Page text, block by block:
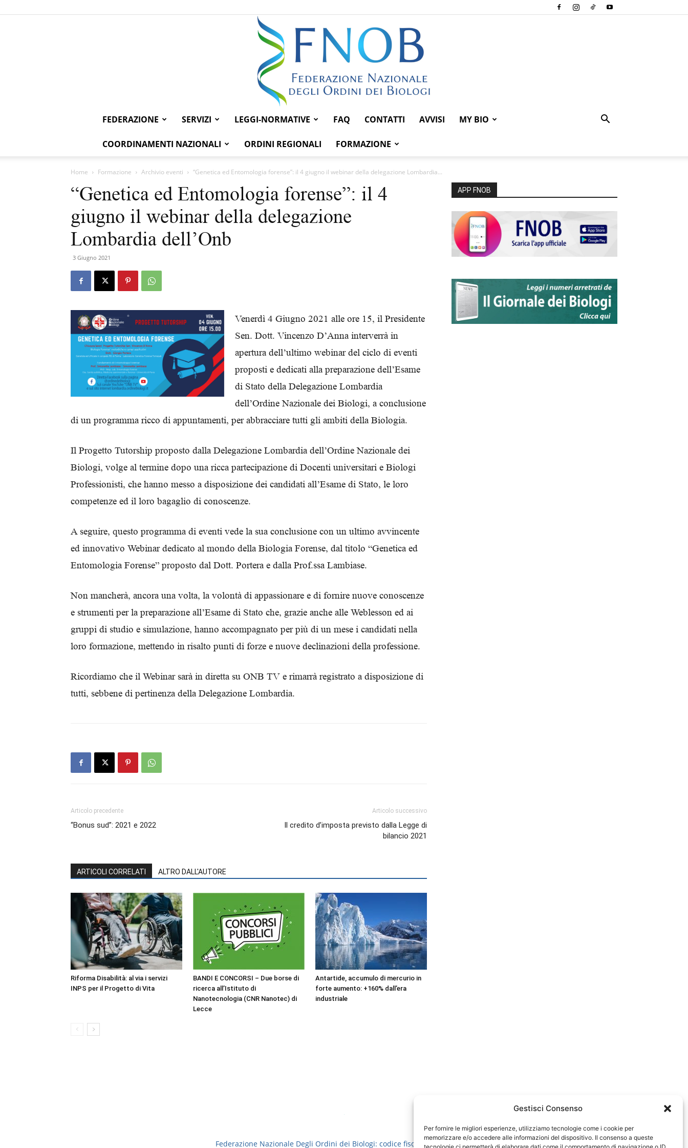
Gestisci Consenso
Per fornire le migliori esperienze, utilizziamo tecnologie come i cookie per
memorizzare e/o accedere alle informazioni del dispositivo. Il consenso a queste
Federazione
Ordini
dei
Biologi
FEDERAZIONE SERVIZI LEGGI-NORMATIVE FAQ CONTATTI AVVISI MY BIO
COORDINAMENTI NAZIONALI ORDINI REGIONALI FORMAZIONE
Home Formazione Archivio eventi “Genetica ed Entomologia forense”: il 4 giugno il webinar della delegazione Lombardia...
“Genetica ed Entomologia forense”: il 4
giugno il webinar della delegazione
Lombardia dell’Onb
3 Giugno 2021
Venerdì 4 Giugno 2021 alle ore 15, il Presidente
Sen. Dott. Vincenzo D’Anna interverrà in
apertura dell’ultimo webinar del ciclo di eventi
proposti e dedicati alla preparazione dell’Esame
di Stato della Delegazione Lombardia
dell’Ordine Nazionale dei Biologi, a conclusione
di un programma ricco di appuntamenti, per abbracciare tutti gli ambiti della Biologia.
Il Progetto Tutorship proposto dalla Delegazione Lombardia dell’Ordine Nazionale dei
Biologi, volge al termine dopo una ricca partecipazione di Docenti universitari e Biologi
Professionisti, che hanno messo a disposizione dei candidati all’Esame di Stato, le loro
competenze ed il loro bagaglio di conoscenze.
A seguire, questo programma di eventi vede la sua conclusione con un ultimo avvincente
ed innovativo Webinar dedicato al mondo della Biologia Forense, dal titolo “Genetica ed
Entomologia Forense” proposto dal Dott. Portera e dalla Prof.ssa Lambiase.
Non mancherà, ancora una volta, la volontà di appassionare e di fornire nuove conoscenze
e strumenti per la preparazione all’Esame di Stato che, grazie anche alle Weblesson ed ai
gruppi di studio e simulazione, hanno accompagnato per più di un mese i candidati nella
loro formazione, mettendo in risalto punti di forze e nuove declinazioni della professione.
Ricordiamo che il Webinar sarà in diretta su ONB TV e rimarrà registrato a disposizione di
tutti, sebbene di pertinenza della Delegazione Lombardia.
Articolo precedente
“Bonus sud”: 2021 e 2022
Articolo successivo
Il credito d’imposta previsto dalla Legge di
bilancio 2021
ARTICOLI CORRELATI ALTRO DALL'AUTORE
Riforma Disabilità: al via i servizi
INPS per il Progetto di Vita
BANDI E CONCORSI – Due borse di
ricerca all’Istituto di
Nanotecnologia (CNR Nanotec) di
Lecce
Antartide, accumulo di mercurio in
forte aumento: +160% dall’era
industriale
APP FNOB
Federazione Nazionale Degli Ordini dei Biologi: codice fiscale 80069130583